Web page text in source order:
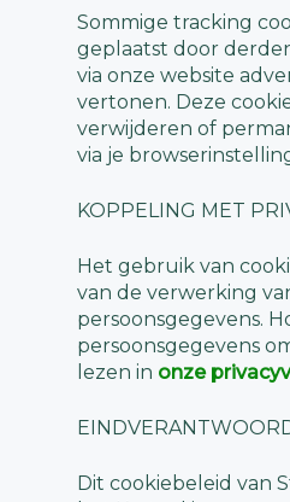
Sommige tracking
geplaatst door
via onze website
vertonen. Deze
verwijderen of
via je
KOPPELING MET
Het gebruik van
van de verwerking
persoonsgegevens.
persoonsgegevens
lezen in onze
Dit cookiebeleid van